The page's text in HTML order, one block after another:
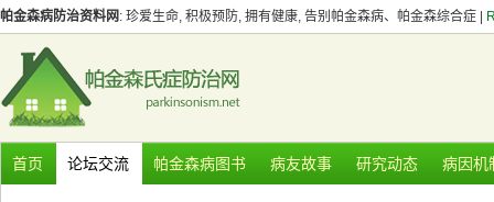
帕金森病防治资料网 : 珍爱生命, 积极预防, 拥有健康, 告别帕金森病、帕金森综合症 |
首页 论坛交流 帕金森病图书 病友故事 研究动态 病因机